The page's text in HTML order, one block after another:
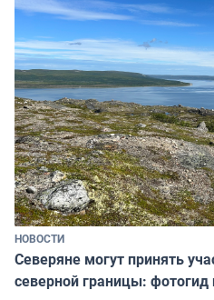
НОВОСТИ
Северяне могут принять
северной границы: фотогид